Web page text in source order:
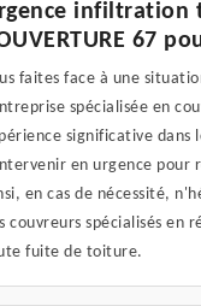
infiltration
67
faites face à une
spécialisée en
significative dans
en urgence pour
en cas de nécessité,
couvreurs spécialisés
fuite de toiture.